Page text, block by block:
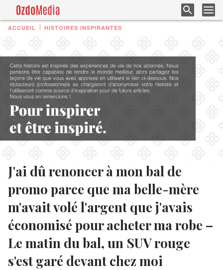
ACCUEIL HISTOIRES INSPIRANTES
J'ai dû renoncer à mon bal de
promo parce que ma belle-mère
m'avait volé l'argent que j'avais
économisé pour acheter ma robe –
Le matin du bal, un SUV rouge
s'est garé devant chez moi